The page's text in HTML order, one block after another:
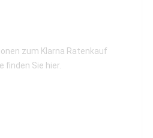
zum Klarna Ratenkauf
finden Sie hier